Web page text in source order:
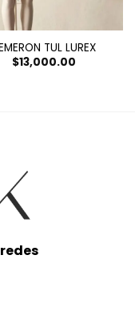
TUL LUREX
$13,000.00